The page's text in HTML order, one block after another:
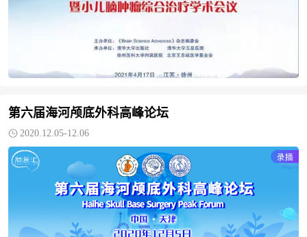
第六届海河颅底外科高峰论坛
2020.12.05-12.06